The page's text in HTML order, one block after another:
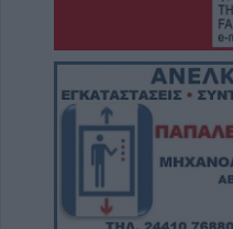
Ενισχύθηκαν οι
στην πυρκαγιά σε
Στεφάνι Κορίνθου
7 Αυγούστου 2026, 16:58
Το Σάββατο 8
Δημήτριου Αρβανίτη
7 Αυγούστου 2026, 16:51